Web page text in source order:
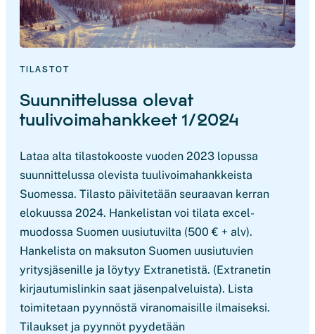
TILASTOT
Suunnittelussa olevat
tuulivoimahankkeet 1/2024
Lataa alta tilastokooste vuoden 2023 lopussa
suunnittelussa olevista tuulivoimahankkeista
Suomessa. Tilasto päivitetään seuraavan kerran
elokuussa 2024. Hankelistan voi tilata excel-
muodossa Suomen uusiutuvilta (500 € + alv).
Hankelista on maksuton Suomen uusiutuvien
yritysjäsenille ja löytyy Extranetistä. (Extranetin
kirjautumislinkin saat jäsenpalveluista). Lista
toimitetaan pyynnöstä viranomaisille ilmaiseksi.
Tilaukset ja pyynnöt pyydetään